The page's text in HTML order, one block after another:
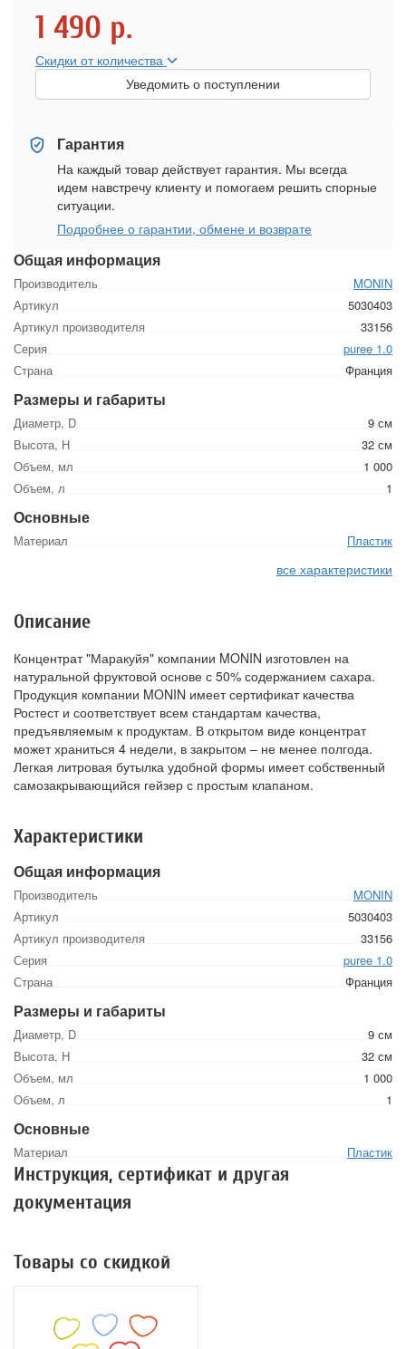
Общая информация
Производитель
MONIN
Артикул
5030403
Артикул производителя
33156
Серия
puree 1.0
Страна
Франция
Размеры и габариты
Диаметр, D
9 см
Высота, Н
32 см
Объем, мл
1 000
Объем, л
1
Основные
Материал Пластик
все характеристики
1 490 р.
Скидки от количества
Уведомить о поступлении
Гарантия
На каждый товар действует гарантия. Мы всегда
идем навстречу клиенту и помогаем решить спорные
ситуации.
Подробнее о гарантии, обмене и возврате
Описание
Концентрат "Маракуйя" компании MONIN изготовлен на
натуральной фруктовой основе с 50% содержанием сахара.
Продукция компании MONIN имеет сертификат качества
Ростест и соответствует всем стандартам качества,
предъявляемым к продуктам. В открытом виде концентрат
может храниться 4 недели, в закрытом – не менее полгода.
Легкая литровая бутылка удобной формы имеет собственный
самозакрывающийся гейзер с простым клапаном.
Характеристики
Общая информация
Производитель
MONIN
Артикул
5030403
Артикул производителя
33156
Серия
puree 1.0
Страна
Франция
Размеры и габариты
Диаметр, D
9 см
Высота, Н
32 см
Объем, мл
1 000
Объем, л
1
Основные
Материал Пластик
Инструкция, сертификат и другая
документация
Товары со скидкой